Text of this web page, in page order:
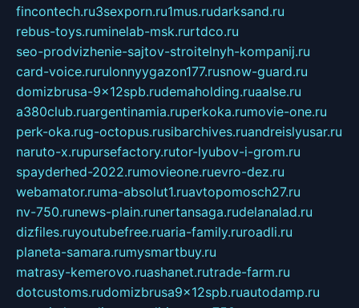
fincontech.ru3sexporn.ru1mus.rudarksand.ru
rebus-toys.ruminelab-msk.rurtdco.ru
seo-prodvizhenie-sajtov-stroitelnyh-kompanij.ru
card-voice.rurulonnyygazon177.rusnow-guard.ru
domizbrusa-9x12spb.rudemaholding.ruaalse.ru
a380club.ruargentinamia.ruperkoka.rumovie-one.ru
perk-oka.rug-octopus.rusibarchives.ruandreislyusar.ru
naruto-x.rupursefactory.rutor-lyubov-i-grom.ru
spayderhed-2022.rumovieone.ruevro-dez.ru
webamator.ruma-absolut1.ruavtopomosch27.ru
nv-750.runews-plain.runertansaga.rudelanalad.ru
dizfiles.ruyoutubefree.ruaria-family.ruroadli.ru
planeta-samara.rumysmartbuy.ru
matrasy-kemerovo.ruashanet.rutrade-farm.ru
dotcustoms.rudomizbrusa9x12spb.ruautodamp.ru